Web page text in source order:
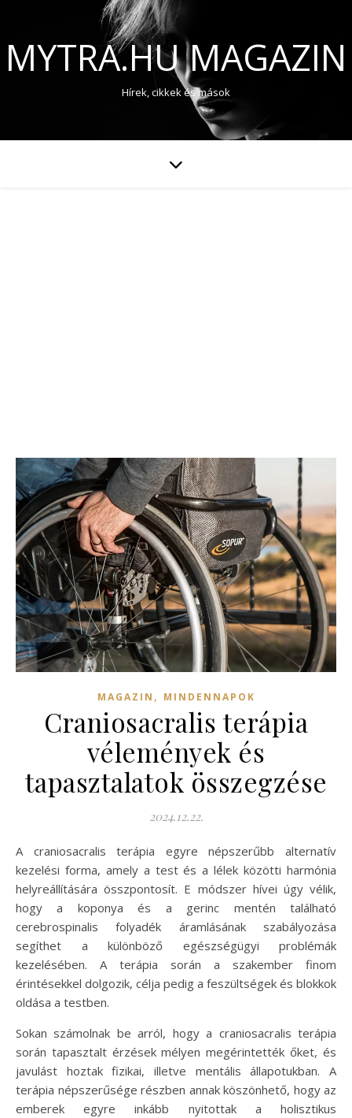
MYTRA.HU MAGAZIN
Hírek, cikkek és mások
MAGAZIN , MINDENNAPOK
Craniosacralis terápia
vélemények és
tapasztalatok összegzése
2024.12.22.
A craniosacralis terápia egyre népszerűbb alternatív
kezelési forma, amely a test és a lélek közötti harmónia
helyreállítására összpontosít. E módszer hívei úgy vélik,
hogy a koponya és a gerinc mentén található
cerebrospinalis folyadék áramlásának szabályozása
segíthet a különböző egészségügyi problémák
kezelésében. A terápia során a szakember finom
érintésekkel dolgozik, célja pedig a feszültségek és blokkok
oldása a testben.
Sokan számolnak be arról, hogy a craniosacralis terápia
során tapasztalt érzések mélyen megérintették őket, és
javulást hoztak fizikai, illetve mentális állapotukban. A
terápia népszerűsége részben annak köszönhető, hogy az
emberek egyre inkább nyitottak a holisztikus